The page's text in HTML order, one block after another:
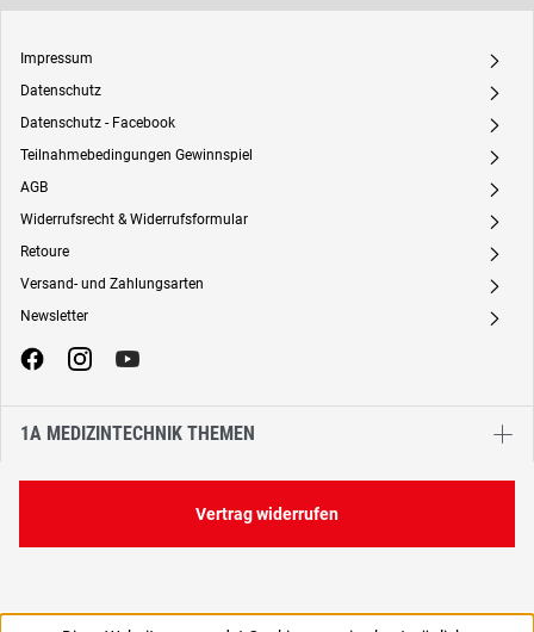
Impressum A
Datenschutz A
Datenschutz - Facebook A
Teilnahmebedingungen Gewinnspiel A
AGB A
Widerrufsrecht & Widerrufsformular A
Retoure A
Versand- und Zahlungsarten A
Newsletter A
1A MEDIZINTECHNIK THEMEN
Vertrag widerrufen